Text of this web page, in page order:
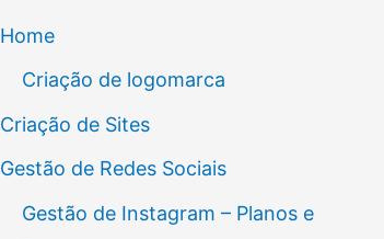
Home
Criação de logomarca
Criação de Sites
Gestão de Redes Sociais
Gestão de Instagram – Planos e